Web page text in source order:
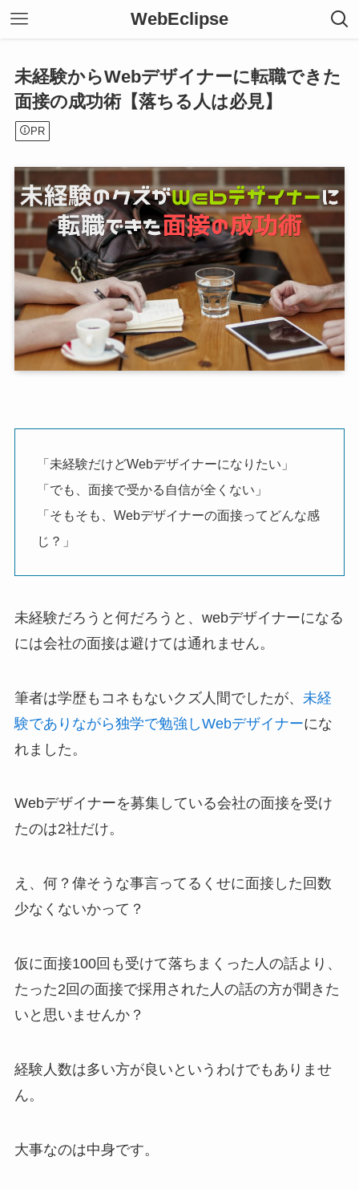
WebEclipse
未経験からWebデザイナーに転職できた
面接の成功術【落ちる人は必見】
PR
「未経験だけどWebデザイナーになりたい」
「でも、面接で受かる自信が全くない」
「そもそも、Webデザイナーの面接ってどんな感
じ？」
未経験だろうと何だろうと、webデザイナーになる
には会社の面接は避けては通れません。
筆者は学歴もコネもないクズ人間でしたが、 未経
験でありながら独学で勉強しWebデザイナーにな
れました。
Webデザイナーを募集している会社の面接を受け
たのは2社だけ。
え、何？偉そうな事言ってるくせに面接した回数
少なくないかって？
仮に面接100回も受けて落ちまくった人の話より、
たった2回の面接で採用された人の話の方が聞きた
いと思いませんか？
経験人数は多い方が良いというわけでもありませ
ん。
大事なのは中身です。